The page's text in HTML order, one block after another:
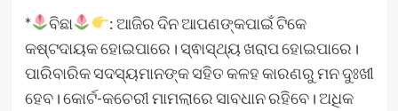
*
ବିଛା
: ଆଜିର ଦିନ ଆପଣଙ୍କପାଇଁ ଟିକେ
କଷ୍ଟଦାୟକ ହୋଇପାରେ। ସ୍ଵାସ୍ଥ୍ୟ ଖରାପ ହୋଇପାରେ।
ପାରିବାରିକ ସଦସ୍ୟମାନଙ୍କ ସହିତ କଳହ କାରଣରୁ ମନ ଦୁଃଖୀ
ହେବ। କୋର୍ଟ-କଚେରୀ ମାମଲାରେ ସାବଧାନ ରହିବେ। ଅଧିକ